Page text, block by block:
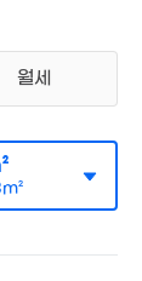
억
월세